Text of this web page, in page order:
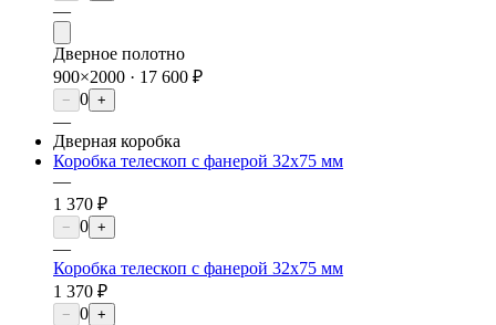
—
Дверное полотно
900×2000 · 17 600 ₽
− 0 +
—
Дверная коробка
Коробка телескоп с фанерой 32х75 мм
—
1 370 ₽
− 0 +
—
Коробка телескоп с фанерой 32х75 мм
1 370 ₽
− 0 +